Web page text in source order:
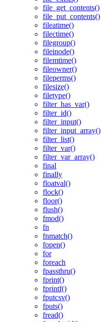
file_get_contents()
file_put_contents()
fileatime()
filectime()
filegroup()
fileinode()
filemtime()
fileowner()
fileperms()
filesize()
filetype()
filter_has_var()
filter_id()
filter_input()
filter_input_array()
filter_list()
filter_var()
filter_var_array()
final
finally
floatval()
flock()
floor()
flush()
fmod()
fn
fnmatch()
fopen()
for
foreach
fpassthru()
fprint()
fprintf()
fputcsv()
fputs()
fread()